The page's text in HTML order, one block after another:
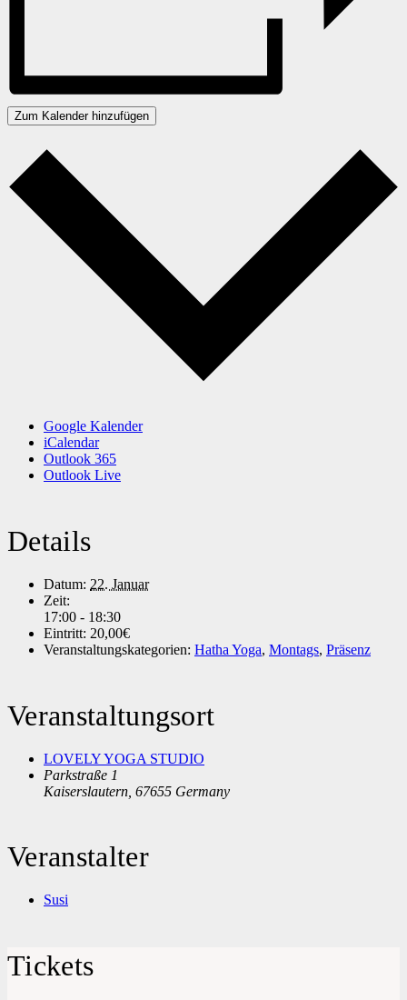
Zum Kalender hinzufügen
Google Kalender
iCalendar
Outlook 365
Outlook Live
Details
Datum: 22. Januar
Zeit:
17:00 - 18:30
Eintritt: 20,00€
Veranstaltungskategorien: Hatha Yoga, Montags, Präsenz
Veranstaltungsort
LOVELY YOGA STUDIO
Parkstraße 1
Kaiserslautern 67655 Germany
Veranstalter
Susi
Tickets